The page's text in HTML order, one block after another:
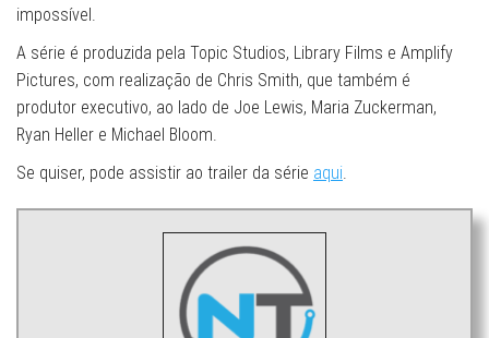
impossível.
A série é produzida pela Topic Studios, Library Films e Amplify
Pictures, com realização de Chris Smith, que também é
produtor executivo, ao lado de Joe Lewis, Maria Zuckerman,
Ryan Heller e Michael Bloom.
Se quiser, pode assistir ao trailer da série aqui.